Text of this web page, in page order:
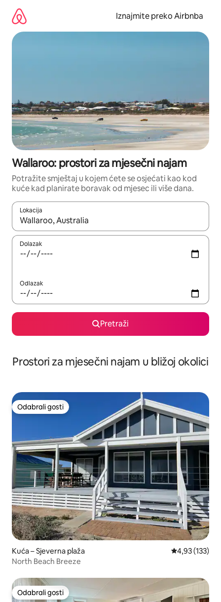
sadržaj
Iznajmite preko Airbnba
Wallaroo: prostori za mjesečni najam
Potražite smještaj u kojem ćete se osjećati kao kod
kuće kad planirate boravak od mjesec ili više dana.
Lokacija
Kada budu dostupni rezultati, moći ćete ih pregledati
Dolazak
Odlazak
Pretraži
Prostori za mjesečni najam u bližoj okolici
Odabrali gosti
Odabrali gosti
Kuća – Sjeverna plaža Prosječna
4,93 (133)
North Beach Breeze
Odabrali gosti
Odabrali gosti